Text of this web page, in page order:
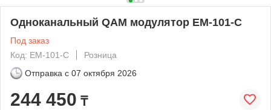
Одноканальный QAM модулятор EM-101-C
Под заказ
Код: EM-101-C
Розница
Отправка с 07 октября 2026
244 450 ₸